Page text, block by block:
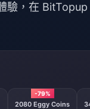
驗，在 BitTopup
-79%
2080 Eggy Coins